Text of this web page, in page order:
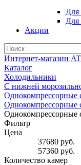
Для
Для
Акции
Интернет-магазин
Каталог
Холодильники
С нижней
Однокомпрессорные
Однокомпрессорные
Однокомпрессорные
Фильтр
Цена
37680 руб.
57360 руб.
Количество камер